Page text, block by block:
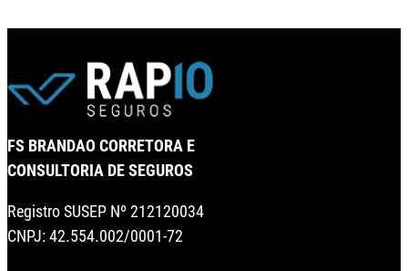
FS BRANDAO CORRETORA E
CONSULTORIA DE SEGUROS
Registro SUSEP Nº 212120034
CNPJ: 42.554.002/0001-72